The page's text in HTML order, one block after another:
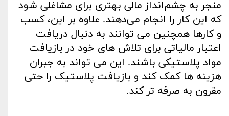
منجر به چشم‌انداز مالی بهتری برای مشاغلی شود
که این کار را انجام می‌دهند. علاوه بر این، کسب
و کارها همچنین می توانند به دنبال دریافت
اعتبار مالیاتی برای تلاش های خود در بازیافت
مواد پلاستیکی باشند. این می تواند به جبران
هزینه ها کمک کند و بازیافت پلاستیک را حتی
مقرون به صرفه تر کند.